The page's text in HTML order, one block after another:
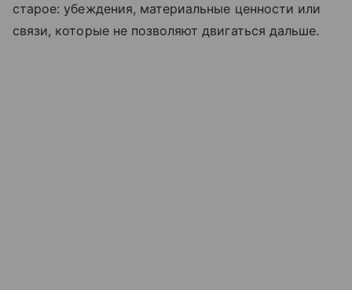
старое: убеждения, материальные ценности или
связи, которые не позволяют двигаться дальше.